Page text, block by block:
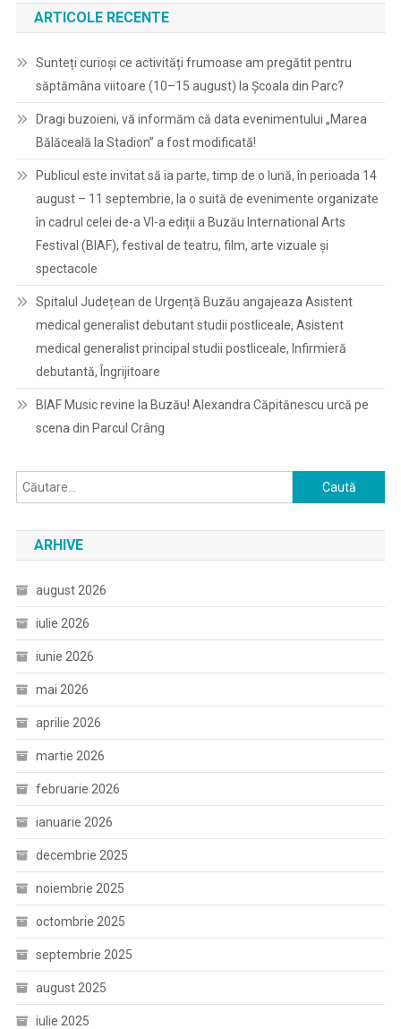
ARTICOLE RECENTE
Sunteți curioși ce activități frumoase am pregătit pentru
săptămâna viitoare (10–15 august) la Școala din Parc?
Dragi buzoieni, vă informăm că data evenimentului „Marea
Bălăceală la Stadion” a fost modificată!
Publicul este invitat să ia parte, timp de o lună, în perioada 14
august – 11 septembrie, la o suită de evenimente organizate
în cadrul celei de-a VI-a ediții a Buzău International Arts
Festival (BIAF), festival de teatru, film, arte vizuale și
spectacole
Spitalul Județean de Urgență Buzău angajeaza Asistent
medical generalist debutant studii postliceale, Asistent
medical generalist principal studii postliceale, Infirmieră
debutantă, Îngrijitoare
BIAF Music revine la Buzău! Alexandra Căpitănescu urcă pe
scena din Parcul Crâng
Caută
după:
ARHIVE
august 2026
iulie 2026
iunie 2026
mai 2026
aprilie 2026
martie 2026
februarie 2026
ianuarie 2026
decembrie 2025
noiembrie 2025
octombrie 2025
septembrie 2025
august 2025
iulie 2025